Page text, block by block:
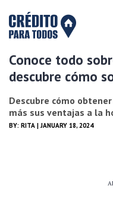
Conoce todo
descubre cómo
Descubre cómo
más sus ventajas a la
BY: RITA | JANUARY 18, 2024